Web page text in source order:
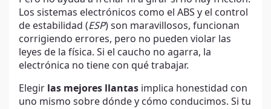
Los sistemas electrónicos como el ABS y el control
de estabilidad (ESP) son maravillosos, funcionan
corrigiendo errores, pero no pueden violar las
leyes de la física. Si el caucho no agarra, la
electrónica no tiene con qué trabajar.
Elegir las mejores llantas implica honestidad con
uno mismo sobre dónde y cómo conducimos. Si tu